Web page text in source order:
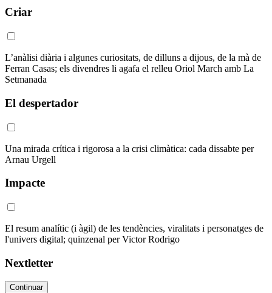
Criar
L’anàlisi diària i algunes curiositats, de dilluns a dijous, de la mà de
Ferran Casas; els divendres li agafa el relleu Oriol March amb La
Setmanada
El despertador
Una mirada crítica i rigorosa a la crisi climàtica: cada dissabte per
Arnau Urgell
Impacte
El resum analític (i àgil) de les tendències, viralitats i personatges de
l'univers digital; quinzenal per Victor Rodrigo
Nextletter
Continuar